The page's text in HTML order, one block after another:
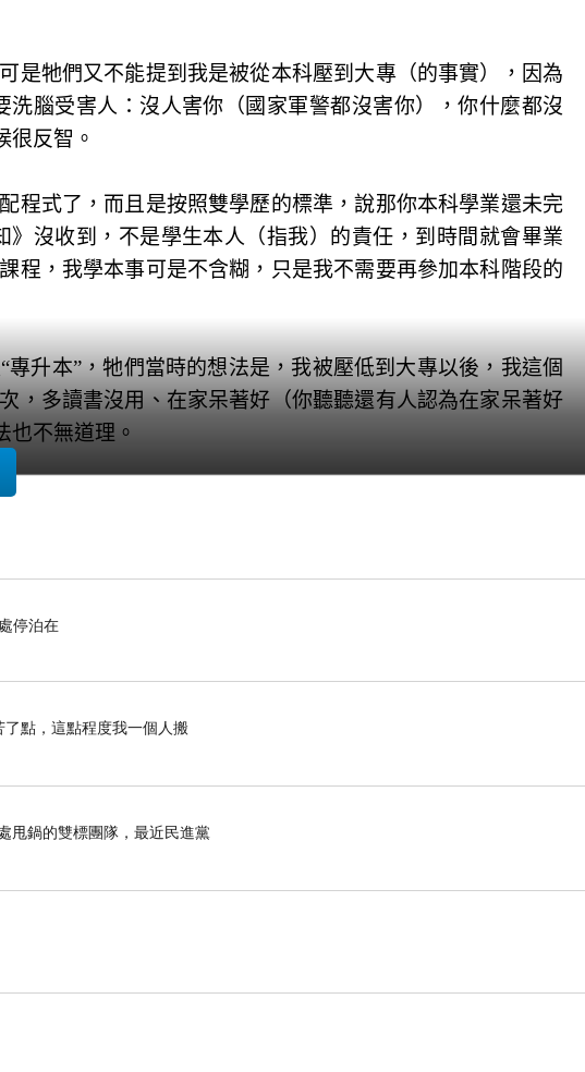
是牠們又不能提到我是被從本科壓到大專（的事實），因為
腦受害人：沒人害你（國家軍警都沒害你），你什麼都沒
很反智。
程式了，而且是按照雙學歷的標準，說那你本科學業還未完
沒收到，不是學生本人（指我）的責任，到時間就會畢業
程，我學本事可是不含糊，只是我不需要再參加本科階段的
升本”，牠們當時的想法是，我被壓低到大專以後，我這個
，多讀書沒用、在家呆著好（你聽聽還有人認為在家呆著好
不無道理。
後、再考取，對吧？所以呢，狗子們（公安惡警）認為掐住
。
再考（更高學歷），很少人能做到直接考取本科以上；所
”方向上碾壓我，其實我早已從本科以上（雙學歷）的方向
情況下，已經正常的進入工作單位（北京國家機關）、穩穩
級別在原單位仍然按照政策晉升，一點都沒耽誤。
事局（人才交流中心），以不耽誤晉升職稱作誘餌，欲把我
年，牠們仍未找到我的檔案，還在使用誘餌、騙我自己交
份了，你再想把我檔案抽出來，已經不可能。除非我本人落
沒到位，不可能做錯公事。這又是另一個超級幸運了。如
停泊在
點，這點程度我一個人搬
甩鍋的雙標團隊，最近民進黨